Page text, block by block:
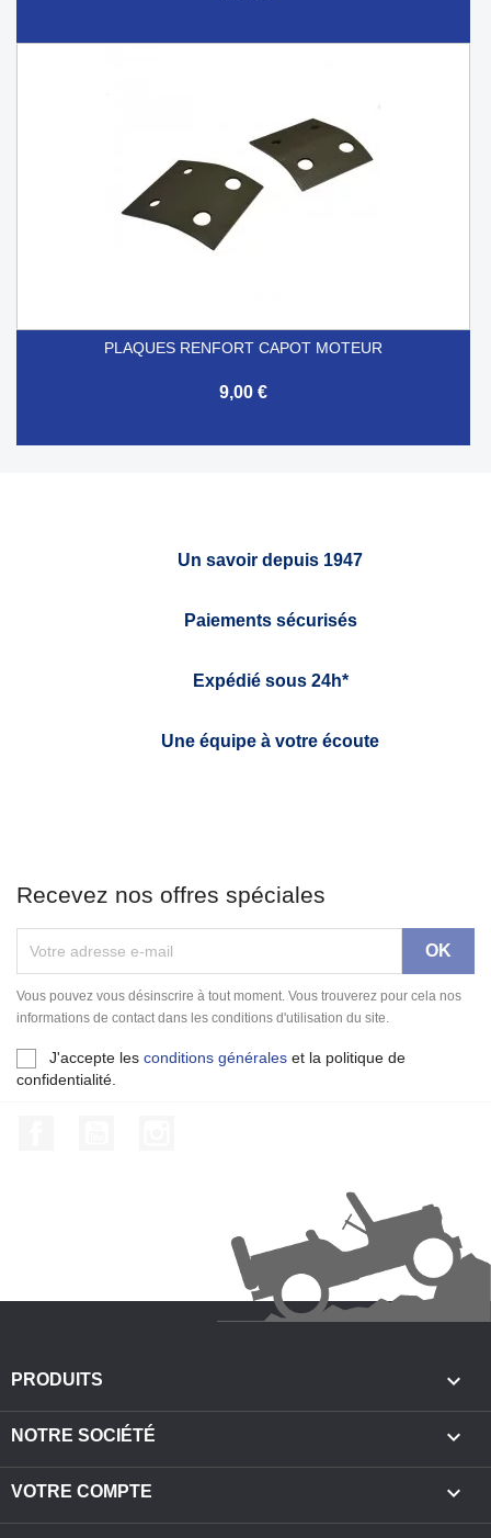
PLAQUES RENFORT CAPOT MOTEUR
9,00 €
Un savoir depuis 1947
Paiements sécurisés
Expédié sous 24h*
Une équipe à votre écoute
Recevez nos offres spéciales
Vous pouvez vous désinscrire à tout moment. Vous trouverez pour cela nos
informations de contact dans les conditions d'utilisation du site.
J'accepte les conditions générales et la politique de
confidentialité.
PRODUITS 
NOTRE SOCIÉTÉ 
VOTRE COMPTE 